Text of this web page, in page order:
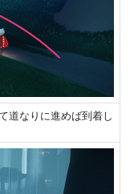
道なりに進めば到着し